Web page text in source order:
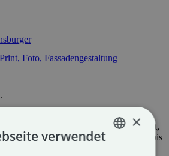
Foto, Fassadengestaltung
Wir machen daraus Konzepte, die
als Partner, nicht nur für ein Projekt,
One Agency. All in. Vom Konzept bis
Print, Social Media, Content, KI,
×
verwendet